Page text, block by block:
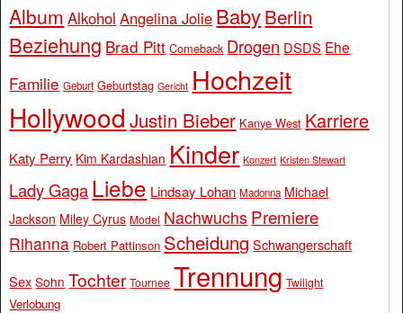
Album Alkohol Angelina Jolie BabyBerlin
Beziehung Brad Pitt Comeback Drogen DSDS Ehe
Familie Geburt Geburtstag Gericht Hochzeit
Hollywood Justin Bieber Kanye West Karriere
Katy Perry Kim Kardashian Kinder Konzert Kristen Stewart
Lady Gaga Liebe Lindsay Lohan Madonna Michael
Jackson Miley Cyrus Model Nachwuchs Premiere
Rihanna Robert Pattinson Scheidung Schwangerschaft
Sex Sohn Tochter Tournee Trennung Twilight
Verlobung